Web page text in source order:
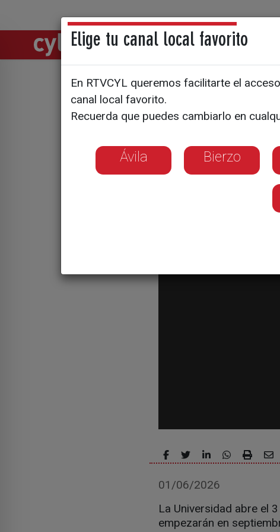
Directos Noticias
El grado
comenzará
01/06/2026
La Universidad abre el
empezarán en
Elige tu canal local favorito
En RTVCYL queremos facilitarte el
canal local favorito.
Recuerda que puedes cambiarlo en
Ávila Bierzo